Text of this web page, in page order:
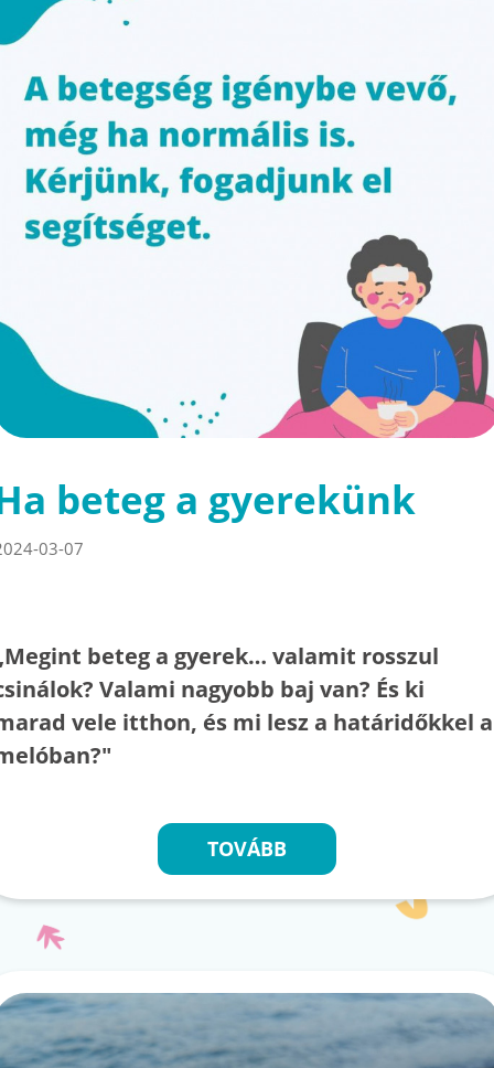
beteg a gyerekünk
03-07
beteg a gyerek… valamit rosszul
Valami nagyobb baj van? És ki
vele itthon, és mi lesz a határidőkkel a
TOVÁBB